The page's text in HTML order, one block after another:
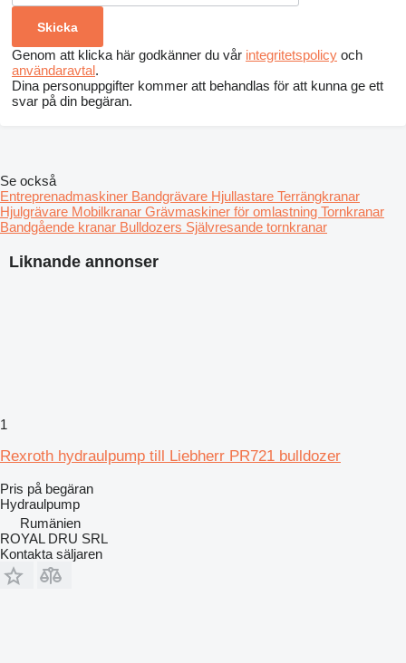
Genom att klicka här godkänner du vår integritetspolicy och
användaravtal.
Dina personuppgifter kommer att behandlas för att kunna ge ett
svar på din begäran.
Liknande annonser
1
Rexroth hydraulpump till Liebherr PR721 bulldozer
Pris på begäran
Hydraulpump
Rumänien
ROYAL DRU SRL
Kontakta säljaren
Se också
Entreprenadmaskiner Bandgrävare Hjullastare Terrängkranar
Hjulgrävare Mobilkranar Grävmaskiner för omlastning Tornkranar
Bandgående kranar Bulldozers Självresande tornkranar